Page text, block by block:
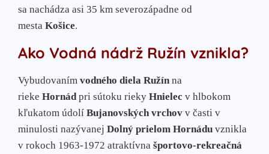
sa nachádza asi 35 km severozápadne od
mesta Košice.
Ako Vodná nádrž Ružín vznikla?
Vybudovaním vodného diela Ružínna
rieke Hornádpri sútoku rieky Hnielec v hlbokom
kľukatom údolí Bujanovských vrchov v časti v
minulosti nazývanej Dolný prielom Hornádu vznikla
v rokoch 1963-1972 atraktívna športovo-rekreačná